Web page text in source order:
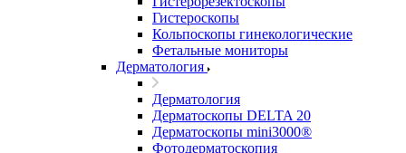
Гистероскопы
Кольпоскопы гинекологические
Фетальные мониторы
Дерматология
Дерматология
Дерматоскопы DELTA 20
Дерматоскопы mini3000®
Фотодерматоскопия